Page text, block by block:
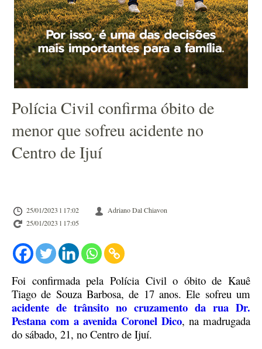
Polícia Civil confirma óbito de
menor que sofreu acidente no
Centro de Ijuí
25/01/2023 l 17:02
Adriano Dal Chiavon
25/01/2023 l 17:05
Foi confirmada pela Polícia Civil o óbito de Kauê
Tiago de Souza Barbosa, de 17 anos. Ele sofreu um
acidente de trânsito no cruzamento da rua Dr.
Pestana com a avenida Coronel Dico, na madrugada
do sábado, 21, no Centro de Ijuí.